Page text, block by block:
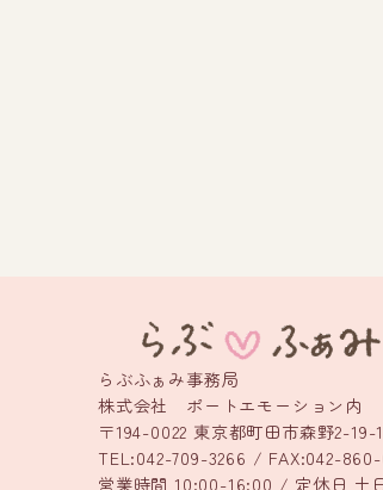
らぶふぁみ事務局
株式会社 ポートエモーション内
〒194-0022 東京都町田市森野2-19-
TEL:042-709-3266 / FAX:042-860-
営業時間 10:00-16:00 / 定休日 土